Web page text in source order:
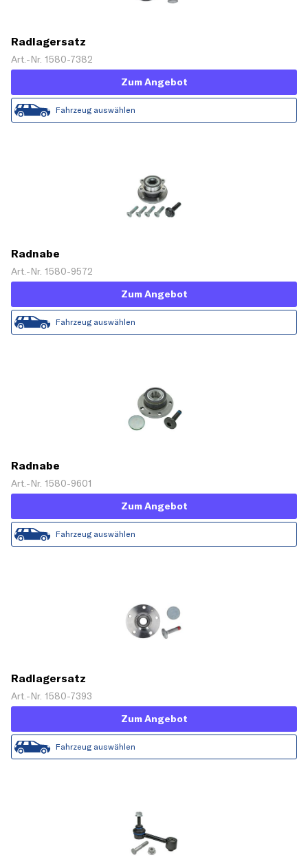
Radlagersatz
Art.-Nr. 1580-7382
Zum Angebot
Fahrzeug auswählen
Radnabe
Art.-Nr. 1580-9572
Zum Angebot
Fahrzeug auswählen
Radnabe
Art.-Nr. 1580-9601
Zum Angebot
Fahrzeug auswählen
Radlagersatz
Art.-Nr. 1580-7393
Zum Angebot
Fahrzeug auswählen